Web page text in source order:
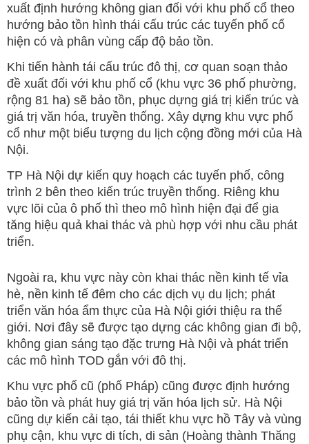
xuất định hướng không gian đối với khu phố cổ theo
hướng bảo tồn hình thái cấu trúc các tuyến phố cổ
hiện có và phân vùng cấp độ bảo tồn.
Khi tiến hành tái cấu trúc đô thị, cơ quan soạn thảo
đề xuất đối với khu phố cổ (khu vực 36 phố phường,
rộng 81 ha) sẽ bảo tồn, phục dựng giá trị kiến trúc và
giá trị văn hóa, truyền thống. Xây dựng khu vực phố
cổ như một biểu tượng du lịch cộng đồng mới của Hà
Nội.
TP Hà Nội dự kiến quy hoạch các tuyến phố, công
trình 2 bên theo kiến trúc truyền thống. Riêng khu
vực lõi của ô phố thì theo mô hình hiện đại để gia
tăng hiệu quả khai thác và phù hợp với nhu cầu phát
triển.
Ngoài ra, khu vực này còn khai thác nền kinh tế vỉa
hè, nền kinh tế đêm cho các dịch vụ du lịch; phát
triển văn hóa ẩm thực của Hà Nội giới thiệu ra thế
giới. Nơi đây sẽ được tạo dựng các không gian đi bộ,
không gian sáng tạo đặc trưng Hà Nội và phát triển
các mô hình TOD gắn với đô thị.
Khu vực phố cũ (phố Pháp) cũng được định hướng
bảo tồn và phát huy giá trị văn hóa lịch sử. Hà Nội
cũng dự kiến cải tạo, tái thiết khu vực hồ Tây và vùng
phụ cận, khu vực di tích, di sản (Hoàng thành Thăng